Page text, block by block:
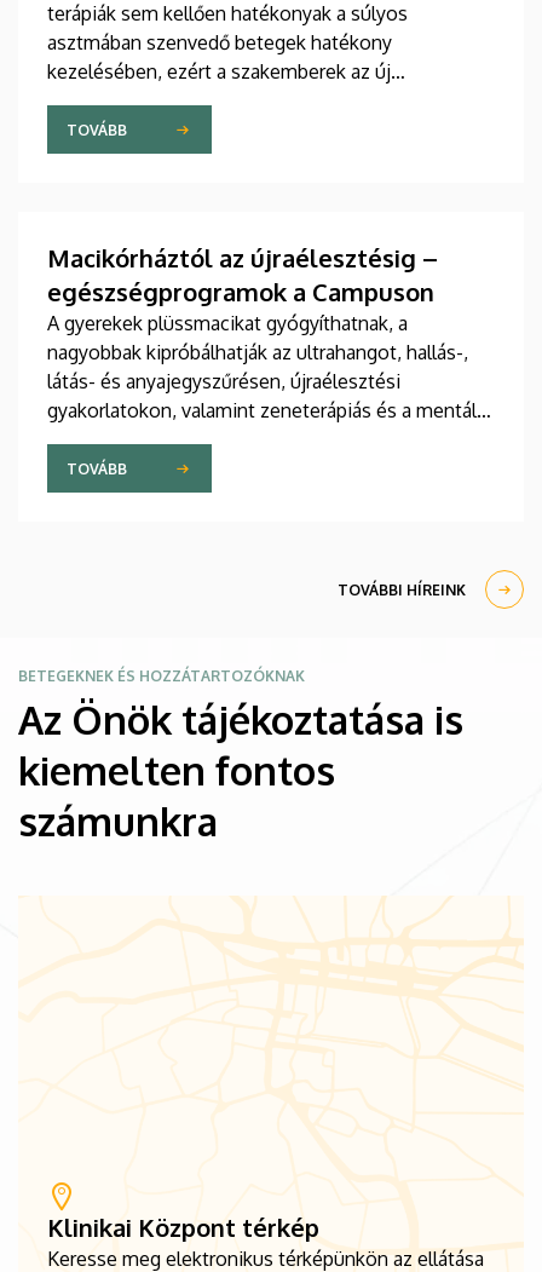
terápiák sem kellően hatékonyak a súlyos
asztmában szenvedő betegek hatékony
kezelésében, ezért a szakemberek az új
gyógyszerek kifejlesztésére irányuló kutatások
felgyorsítását sürgetik. A témában a közelmúltban
jelent meg tanulmány a világ egyik legrangosabb
szerzője a Debreceni Egyetem egyetemi tanára.
TOVÁBB
Macikórháztól az újraélesztésig –
egészségprogramok a Campuson
A gyerekek plüssmacikat gyógyíthatnak, a
nagyobbak kipróbálhatják az ultrahangot, hallás-,
látás- és anyajegyszűrésen, újraélesztési
gyakorlatokon, valamint zeneterápiás és a mentális
egészséget támogató prevenciós foglalkozásokon
is részt vehetnek a július 22-én kezdődő Campus
Fesztiválon. A Debreceni Egyetem Klinikai
Egyetem téren felállított faházaknál, illetve a
TOVÁBB
TOVÁBBI HÍREINK
BETEGEKNEK ÉS HOZZÁTARTOZÓKNAK
Az Önök tájékoztatása is
kiemelten fontos
számunkra
Klinikai Központ térkép
Keresse meg elektronikus térképünkön az ellátása